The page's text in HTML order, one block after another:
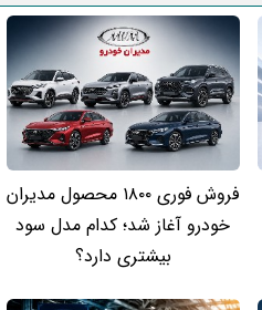
فروش فوری ۱۸۰۰ محصول مدیران
خودرو آغاز شد؛ کدام مدل سود
بیشتری دارد؟